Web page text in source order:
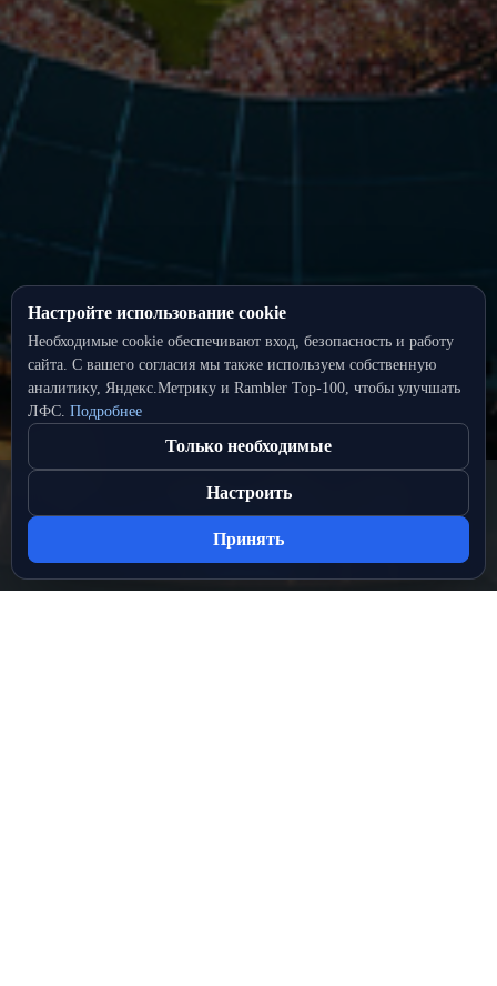
Настройте использование cookie
Необходимые cookie обеспечивают вход, безопасность и работу
сайта. С вашего согласия мы также используем собственную
аналитику, Яндекс.Метрику и Rambler Top‑100, чтобы улучшать
ЛФС. Подробнее
Только необходимые
Настроить
Принять